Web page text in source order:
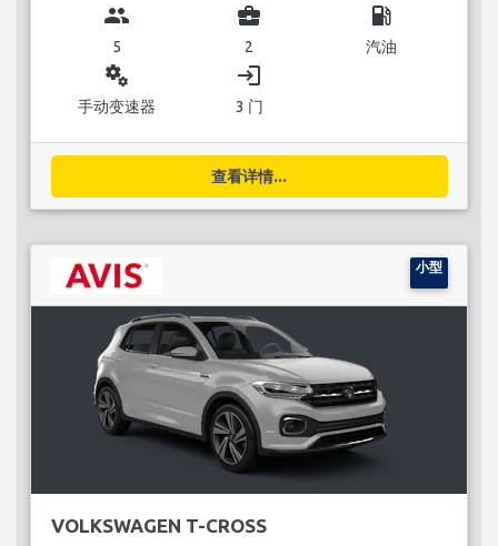
group
5
business_center
2
local_gas_station
汽油
miscellaneous_services
手动变速器
login
3 门
查看详情...
小型
VOLKSWAGEN T-CROSS